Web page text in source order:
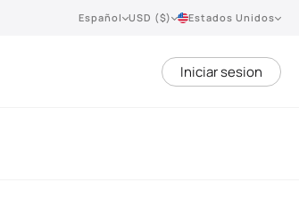
Español USD ($) Estados Unidos
Iniciar sesion